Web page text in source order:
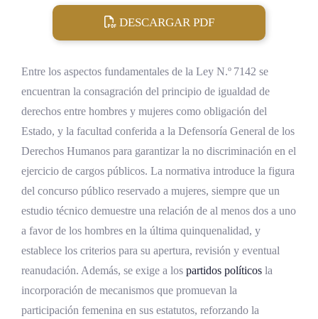
DESCARGAR PDF
Entre los aspectos fundamentales de la Ley N.º 7142 se
encuentran la consagración del principio de igualdad de
derechos entre hombres y mujeres como obligación del
Estado, y la facultad conferida a la Defensoría General de los
Derechos Humanos para garantizar la no discriminación en el
ejercicio de cargos públicos. La normativa introduce la figura
del concurso público reservado a mujeres, siempre que un
estudio técnico demuestre una relación de al menos dos a uno
a favor de los hombres en la última quinquenalidad, y
establece los criterios para su apertura, revisión y eventual
reanudación. Además, se exige a los partidos políticos la
incorporación de mecanismos que promuevan la
participación femenina en sus estatutos, reforzando la